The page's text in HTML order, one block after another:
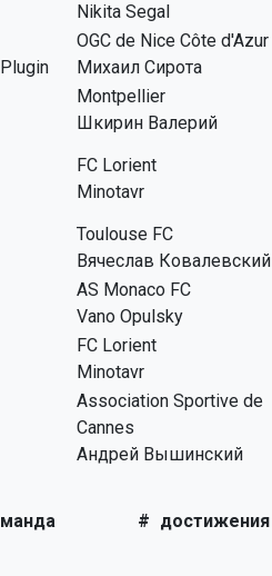
Nikita Segal
OGC de Nice Côte d'Azur
Михаил Сирота
Montpellier
Шкирин Валерий
FC Lorient
Minotavr
Toulouse FC
Вячеслав Ковалевский
AS Monaco FC
Vano Opulsky
FC Lorient
Minotavr
Association Sportive de
Cannes
Андрей Вышинский
# достижения